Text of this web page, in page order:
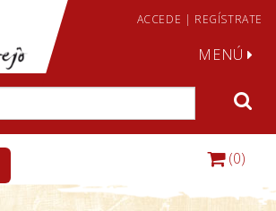
ACCEDE | REGÍSTRATE
MENÚ
(0)